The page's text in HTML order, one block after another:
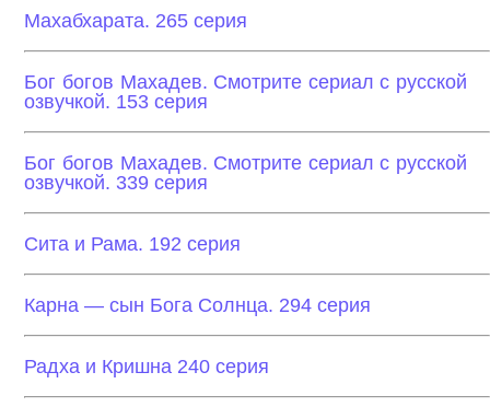
Махабхарата. 265 серия
Бог богов Махадев. Смотрите сериал с русской
озвучкой. 153 серия
Бог богов Махадев. Смотрите сериал с русской
озвучкой. 339 серия
Сита и Рама. 192 серия
Карна — сын Бога Солнца. 294 серия
Радха и Кришна 240 серия